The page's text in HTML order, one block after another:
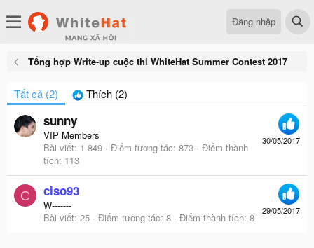
Đăng nhập
Tổng hợp Write-up cuộc thi WhiteHat Summer Contest 2017
Tất cả (2) Thích (2)
30/05/2017
sunny
VIP Members
Bài viết 1.849 Điểm tương tác 873
Điểm thành
tích 113
C
29/05/2017
ciso93
W-------
Bài viết 25 Điểm tương tác 8 Điểm thành tích 8